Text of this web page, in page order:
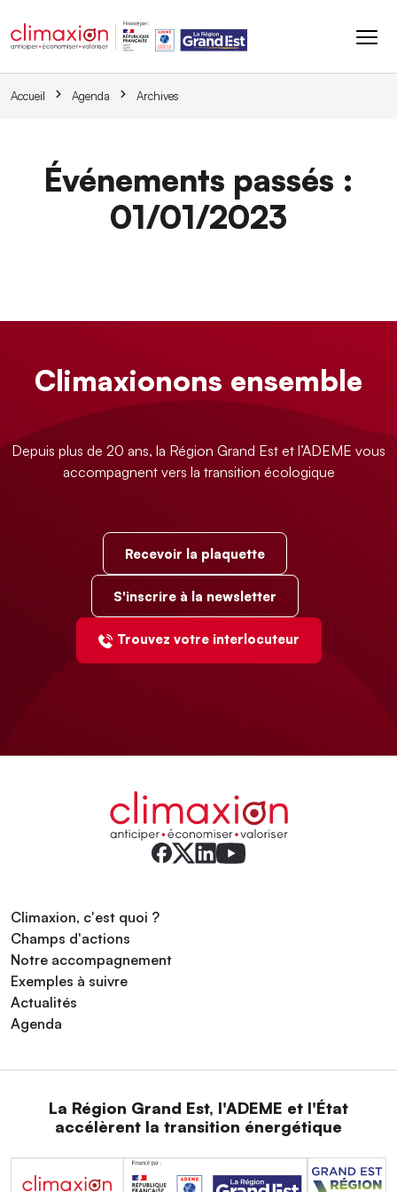
Accueil Agenda Archives
Événements passés :
01/01/2023
Climaxionons ensemble
Depuis plus de 20 ans, la Région Grand Est et l’ADEME vous
accompagnent vers la transition écologique
Recevoir la plaquette
S'inscrire à la newsletter
Trouvez votre interlocuteur
Climaxion, c'est quoi ?
Champs d'actions
Notre accompagnement
Exemples à suivre
Actualités
Agenda
La Région Grand Est, l'ADEME et l'État
accélèrent la transition énergétique